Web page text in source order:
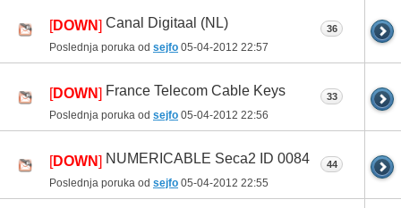
[DOWN] Canal Digitaal (NL)
Poslednja poruka od sejfo 05-04-2012 22:57
36
[DOWN] France Telecom Cable Keys
Poslednja poruka od sejfo 05-04-2012 22:56
33
[DOWN] NUMERICABLE Seca2 ID 0084
Poslednja poruka od sejfo 05-04-2012 22:55
44